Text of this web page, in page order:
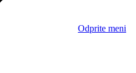
Odprite meni